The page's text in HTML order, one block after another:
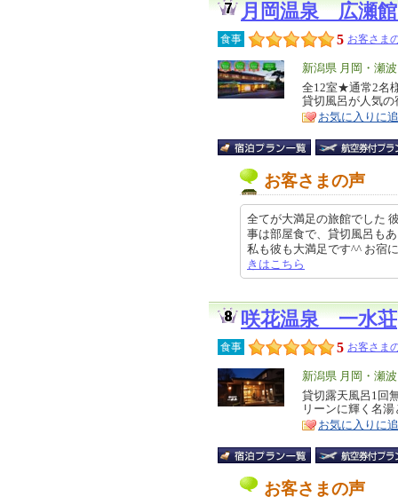
月岡温泉 広瀬
食事 5 お客さま
エ
リ
ア
新潟県 月岡・瀬
特
徴
全12室★通常2名
貸切風呂が人気の
お気に入りに
お客さまの声
全てが大満足の旅館でした
事は部屋食で、貸切風呂も
私も彼も大満足です^^ お宿
きはこちら
咲花温泉 一水荘
食事 5 お客さま
エ
リ
ア
新潟県 月岡・瀬
特
徴
貸切露天風呂1回
リーンに輝く名
お気に入りに
お客さまの声